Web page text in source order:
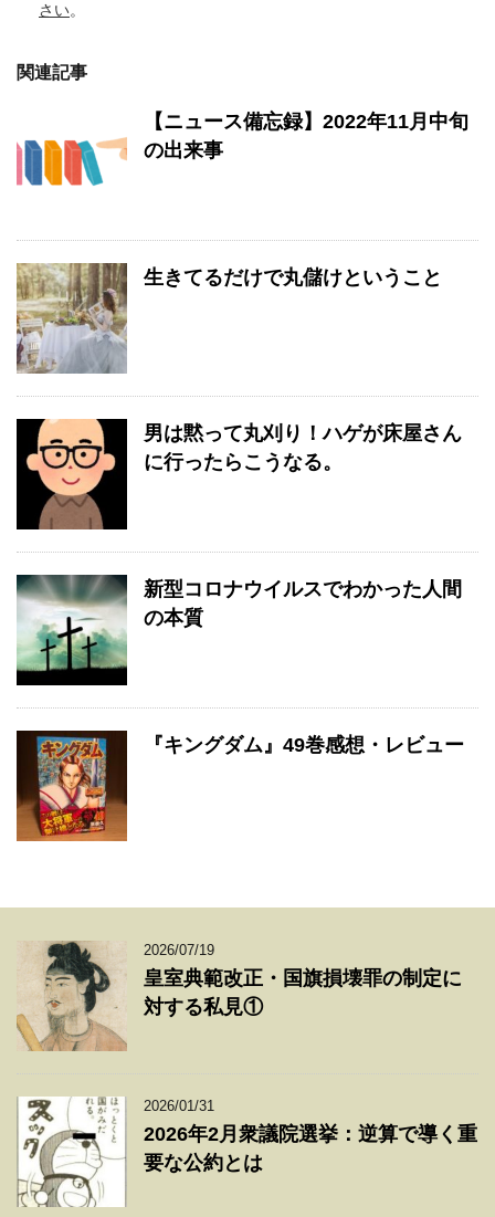
さい。
関連記事
【ニュース備忘録】2022年11月中旬
の出来事
生きてるだけで丸儲けということ
男は黙って丸刈り！ハゲが床屋さん
に行ったらこうなる。
新型コロナウイルスでわかった人間
の本質
『キングダム』49巻感想・レビュー
2026/07/19
皇室典範改正・国旗損壊罪の制定に
対する私見①
2026/01/31
2026年2月衆議院選挙：逆算で導く重
要な公約とは